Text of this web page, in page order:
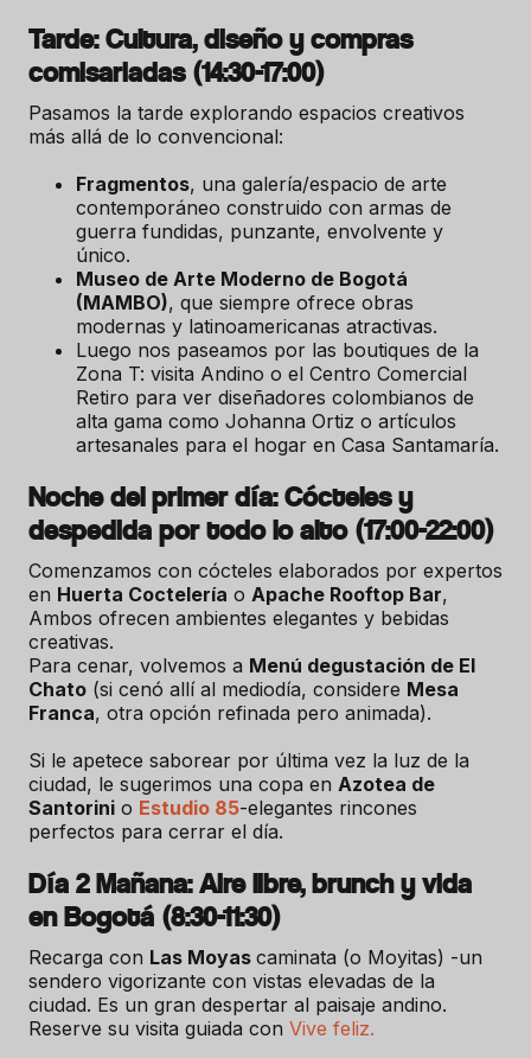
Tarde: Cultura, diseño y compras
comisariadas (14:30-17:00)
Pasamos la tarde explorando espacios creativos
más allá de lo convencional:
Fragmentos, una galería/espacio de arte
contemporáneo construido con armas de
guerra fundidas, punzante, envolvente y
único.
Museo de Arte Moderno de Bogotá
(MAMBO), que siempre ofrece obras
modernas y latinoamericanas atractivas.
Luego nos paseamos por las boutiques de la
Zona T: visita Andino o el Centro Comercial
Retiro para ver diseñadores colombianos de
alta gama como Johanna Ortiz o artículos
artesanales para el hogar en Casa Santamaría.
Noche del primer día: Cócteles y
despedida por todo lo alto (17:00-22:00)
Comenzamos con cócteles elaborados por expertos
en Huerta Coctelería o Apache Rooftop Bar,
Ambos ofrecen ambientes elegantes y bebidas
creativas.
Para cenar, volvemos a Menú degustación de El
Chato (si cenó allí al mediodía, considere Mesa
Franca, otra opción refinada pero animada).
Si le apetece saborear por última vez la luz de la
ciudad, le sugerimos una copa en Azotea de
Santorini o Estudio 85-elegantes rincones
perfectos para cerrar el día.
Día 2 Mañana: Aire libre, brunch y vida
en Bogotá (8:30-11:30)
Recarga con Las Moyas caminata (o Moyitas) -un
sendero vigorizante con vistas elevadas de la
ciudad. Es un gran despertar al paisaje andino.
Reserve su visita guiada con Vive feliz.